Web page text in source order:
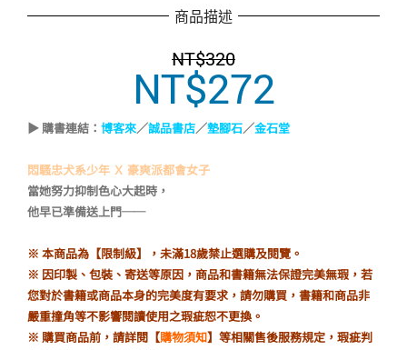
商品描述
NT$320
原
始
價
格：
NT$320。
NT$272
價
▶ 購書連結： 博客來／誠品書店／墊腳石／金石堂
悶騷忠犬系少年 Ｘ 豪爽派都會女子
當她努力抑制色心大起時，
他早已準備送上門──
※ 本商品為【限制級】，未滿18歲禁止選購及閱覽。
※ 因印製、包裝、寄送等原因，商品和書籍無法保證完美無瑕，若
您對於書籍或商品本身的完美度有要求，請勿購買，書籍和商品非
嚴重撞角等不影響閱讀使用之瑕疵恕不更換。
※ 購買商品前，請詳閱【購物須知】等相關售後服務規定，瑕疵判